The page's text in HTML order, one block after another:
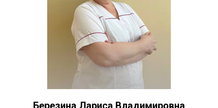
Березина Лариса Владимировна